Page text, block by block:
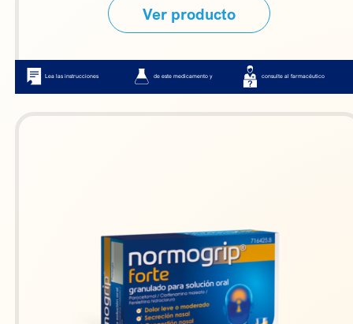
Ver producto
Lea las instrucciones de este medicamento y consulte al farmacéutico